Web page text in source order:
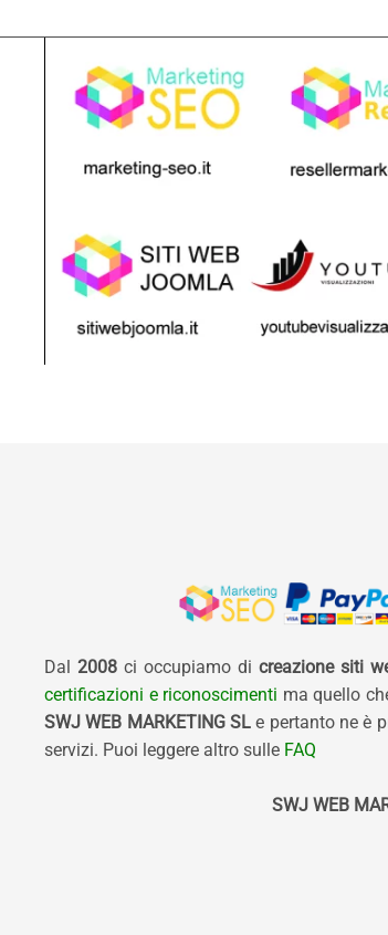
Dal 2008ci occupiamo di creazione siti
certificazioni e riconoscimenti ma quello
SWJ WEB MARKETING SLe pertanto ne è
servizi. Puoi leggere altro sulle FAQ
SWJ WEB